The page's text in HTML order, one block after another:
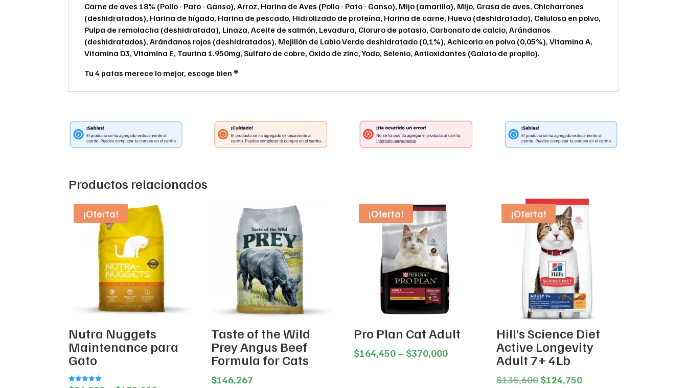
Carne de aves 18% (Pollo - Pato - Ganso), Arroz, Harina de Aves (Pollo - Pato - Ganso), Mijo (amarillo), Mijo, Grasa de aves, Chicharrones
(deshidratados), Harina de hígado, Harina de pescado, Hidrolizado de proteína, Harina de carne, Huevo (deshidratado), Celulosa en polvo,
Pulpa de remolacha (deshidratada), Linaza, Aceite de salmón, Levadura, Cloruro de potasio, Carbonato de calcio, Arándanos
(deshidratados), Arándanos rojos (deshidratados), Mejillón de Labio Verde deshidratado (0,1%), Achicoria en polvo (0,05%), Vitamina A,
Vitamina D3, Vitamina E, Taurina 1.950mg, Sulfato de cobre, Óxido de zinc, Yodo, Selenio, Antioxidantes (Galato de propilo).
Tu 4 patas merece lo mejor, escoge bien ®
Productos relacionados
¡Oferta!
Nutra Nuggets
Maintenance para
Gato
Taste of the Wild
Prey Angus Beef
Formula for Cats
$146,267
¡Oferta!
Pro Plan Cat Adult
$164,450 – $370,000Price
¡Oferta!
Hill’s Science Diet
Active Longevity
Adult 7+ 4Lb
$135,600 Original
$124,750Current